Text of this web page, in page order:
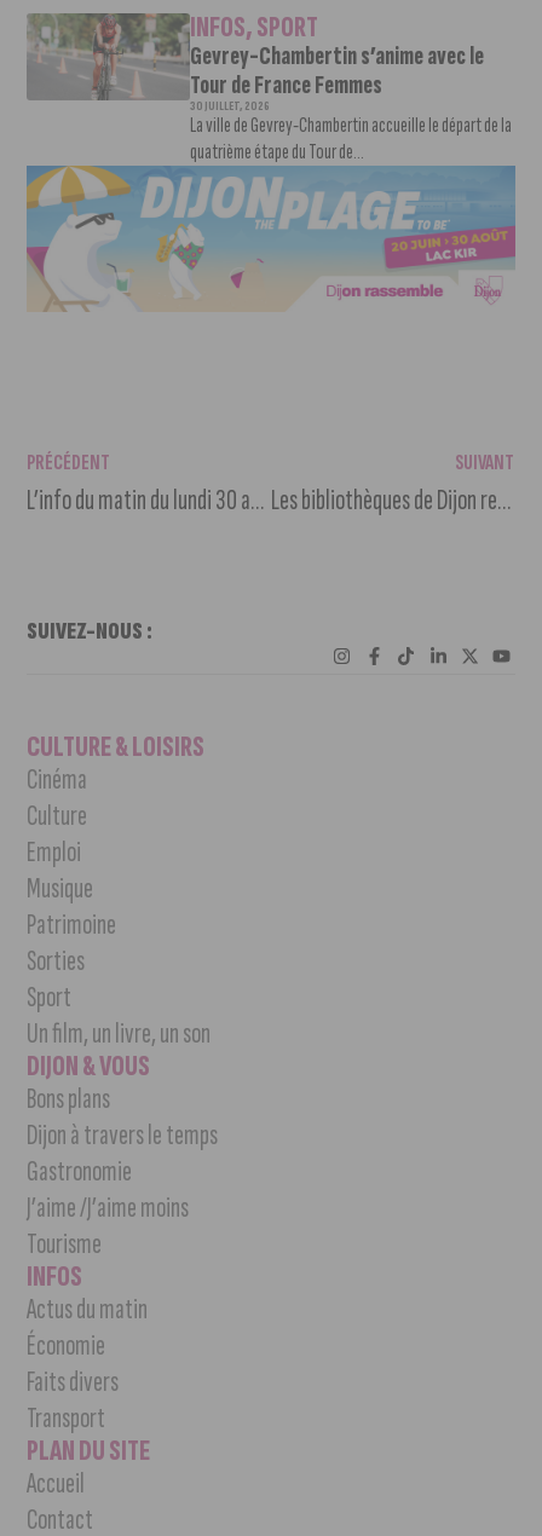
INFOS,SPORT
Gevrey-Chambertin s’anime avec le
Tour de France Femmes
30 JUILLET, 2026
La ville de Gevrey-Chambertin accueille le départ de la
quatrième étape du Tour de...
PRÉCÉDENT
L’info du matin du lundi 30 août 2021
SUIVANT
Les bibliothèques de Dijon reprennent leurs horaires habituels
SUIVEZ-NOUS :
CULTURE & LOISIRS
Cinéma
Culture
Emploi
Musique
Patrimoine
Sorties
Sport
Un film, un livre, un son
DIJON & VOUS
Bons plans
Dijon à travers le temps
Gastronomie
J’aime /J’aime moins
Tourisme
INFOS
Actus du matin
Économie
Faits divers
Transport
PLAN DU SITE
Accueil
Contact